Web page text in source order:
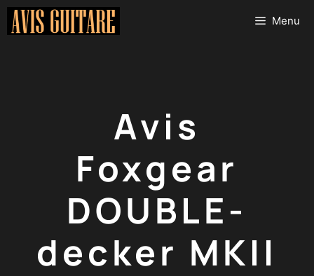
Aller
Menu
Avis
Foxgear
DOUBLE-
decker MKII